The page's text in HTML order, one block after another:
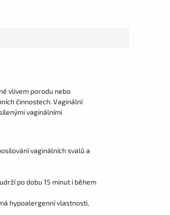
vlivem porodu nebo
činnostech. Vaginální
vaginálními
vaginálních svalů a
po dobu 15 minut i během
hypoalergenní vlastnosti,